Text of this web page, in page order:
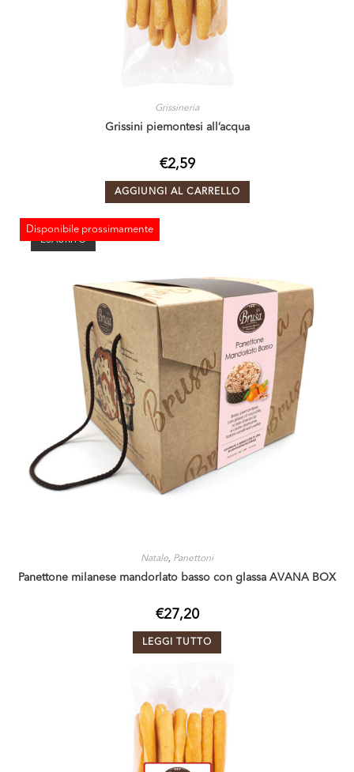
Grissineria
Grissini piemontesi all’acqua
€2,59
AGGIUNGI AL CARRELLO
Disponibile prossimamente
ESAURITO
Natale, Panettoni
Panettone milanese mandorlato basso con glassa AVANA BOX
€27,20
LEGGI TUTTO